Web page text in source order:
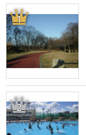
1
2